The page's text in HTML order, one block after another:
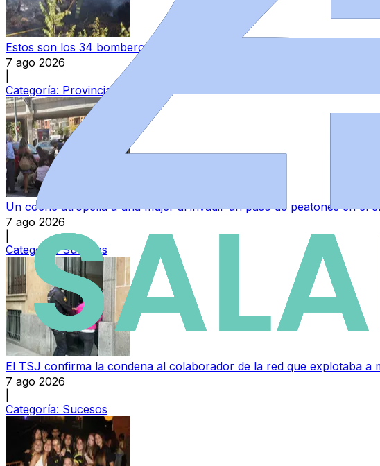
Estos son los 34 bomberos que se incorporarán a los parques de
7 ago 2026
Categoría: Provincia
Un coche atropella a una mujer al invadir un paso de peatones en el
7 ago 2026
Categoría:Sucesos
El TSJ confirma la condena al colaborador de la red que explotaba a
7 ago 2026
Categoría: Sucesos